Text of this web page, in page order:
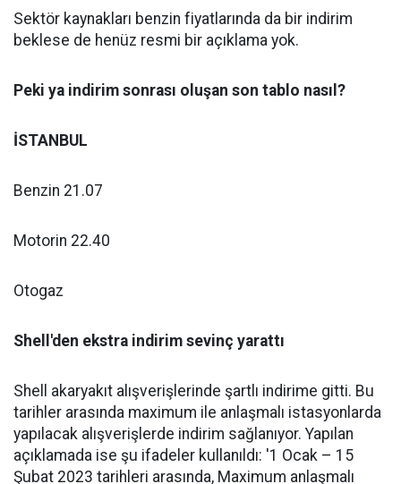
Sektör kaynakları benzin fiyatlarında da bir indirim
beklese de henüz resmi bir açıklama yok.
Peki ya indirim sonrası oluşan son tablo nasıl?
İSTANBUL
Benzin 21.07
Motorin 22.40
Otogaz
Shell'den ekstra indirim sevinç yarattı
Shell akaryakıt alışverişlerinde şartlı indirime gitti. Bu
tarihler arasında maximum ile anlaşmalı istasyonlarda
yapılacak alışverişlerde indirim sağlanıyor. Yapılan
açıklamada ise şu ifadeler kullanıldı: '1 Ocak – 15
Şubat 2023 tarihleri arasında, Maximum anlaşmalı